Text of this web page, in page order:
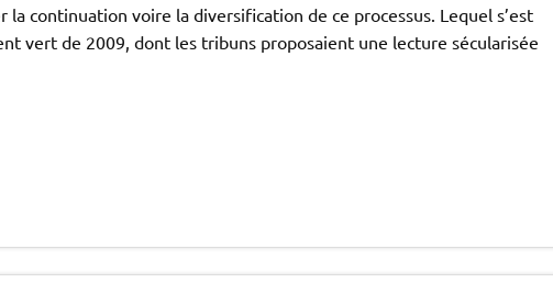
continuation voire la diversification de ce processus. Lequel s’est
vert de 2009, dont les tribuns proposaient une lecture sécularisée